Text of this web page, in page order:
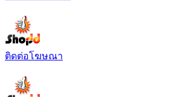
ติดต่อโฆษณา